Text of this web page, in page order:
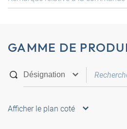
GAMME DE
Afficher le plan coté